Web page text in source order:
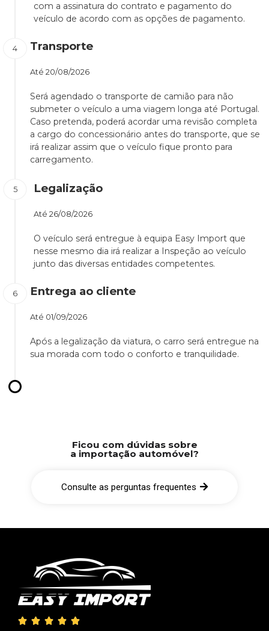
com a assinatura do contrato e pagamento do
veículo de acordo com as opções de pagamento.
Transporte
Até 20/08/2026
Será agendado o transporte de camião para não
submeter o veículo a uma viagem longa até Portugal.
Caso pretenda, poderá acordar uma revisão completa
a cargo do concessionário antes do transporte, que se
irá realizar assim que o veículo fique pronto para
carregamento.
Legalização
Até 26/08/2026
O veículo será entregue à equipa Easy Import que
nesse mesmo dia irá realizar a Inspeção ao veículo
junto das diversas entidades competentes.
Entrega ao cliente
Até 01/09/2026
Após a legalização da viatura, o carro será entregue na
sua morada com todo o conforto e tranquilidade.
Ficou com dúvidas sobre
a importação automóvel?
Consulte as perguntas frequentes
    